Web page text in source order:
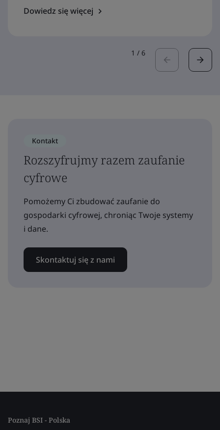
Dowiedz się więcej
1 / 6
Kontakt
Rozszyfrujmy razem zaufanie
cyfrowe
Pomożemy Ci zbudować zaufanie do
gospodarki cyfrowej, chroniąc Twoje systemy
i dane.
Skontaktuj się z nami
Poznaj BSI - Polska